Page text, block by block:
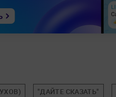
"ДАЙТЕ СКАЗАТЬ"